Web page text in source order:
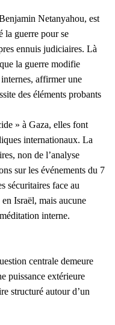
Netanyahou, est
la guerre pour se
ennuis judiciaires. Là
la guerre modifie
affirmer une
des éléments probants
» à Gaza, elles font
internationaux. La
non de l’analyse
sur les événements du 7
sécuritaires face au
Israël, mais aucune
interne.
centrale demeure
puissance extérieure
structuré autour d’un